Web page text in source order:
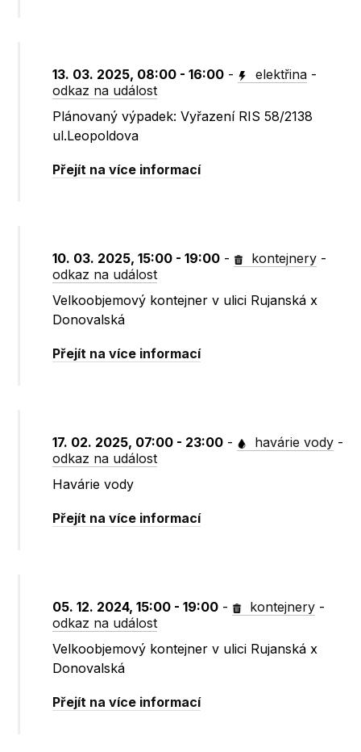
13. 03. 2025, 08:00 - 16:00 - elektřina -
odkaz na událost
Plánovaný výpadek: Vyřazení RIS 58/2138
ul.Leopoldova
Přejít na více informací
10. 03. 2025, 15:00 - 19:00 - kontejnery -
odkaz na událost
Velkoobjemový kontejner v ulici Rujanská x
Donovalská
Přejít na více informací
17. 02. 2025, 07:00 - 23:00 - havárie vody -
odkaz na událost
Havárie vody
Přejít na více informací
05. 12. 2024, 15:00 - 19:00 - kontejnery -
odkaz na událost
Velkoobjemový kontejner v ulici Rujanská x
Donovalská
Přejít na více informací